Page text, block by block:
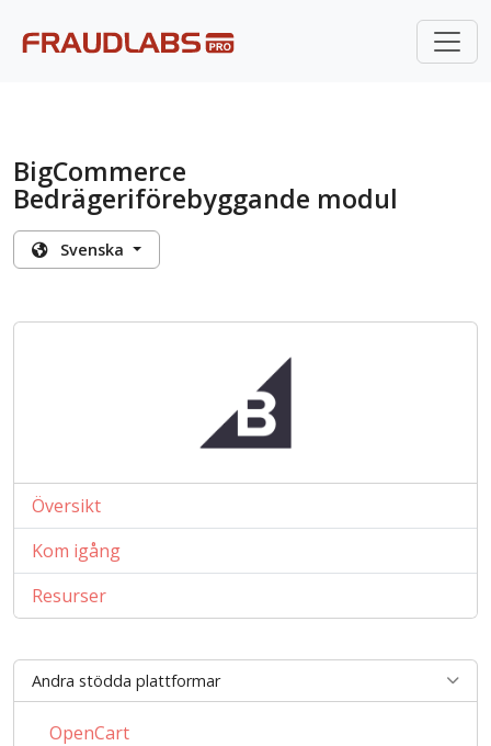
BigCommerce
Bedrägeriförebyggande modul
Svenska
Översikt
Kom igång
Resurser
Andra stödda plattformar
OpenCart